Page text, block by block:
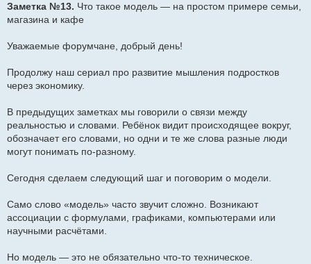
о
б
н
Заметка №13. Что такое модель — на простом примере семьи,
магазина и кафе
Уважаемые форумчане, добрый день!
Продолжу наш сериал про развитие мышления подростков
через экономику.
В предыдущих заметках мы говорили о связи между
реальностью и словами. Ребёнок видит происходящее вокруг,
обозначает его словами, но одни и те же слова разные люди
могут понимать по-разному.
Сегодня сделаем следующий шаг и поговорим о модели.
Само слово «модель» часто звучит сложно. Возникают
ассоциации с формулами, графиками, компьютерами или
научными расчётами.
Но модель — это не обязательно что-то техническое.